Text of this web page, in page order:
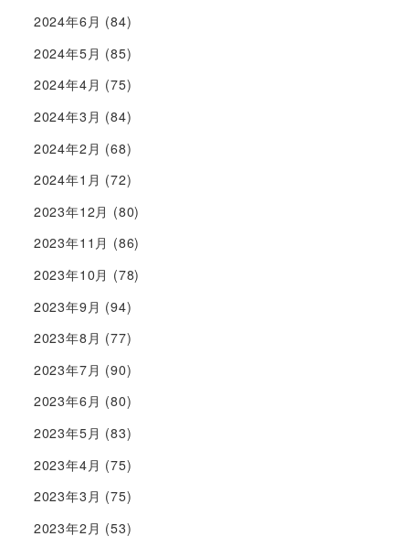
2024年6月 (84)
2024年5月 (85)
2024年4月 (75)
2024年3月 (84)
2024年2月 (68)
2024年1月 (72)
2023年12月 (80)
2023年11月 (86)
2023年10月 (78)
2023年9月 (94)
2023年8月 (77)
2023年7月 (90)
2023年6月 (80)
2023年5月 (83)
2023年4月 (75)
2023年3月 (75)
2023年2月 (53)